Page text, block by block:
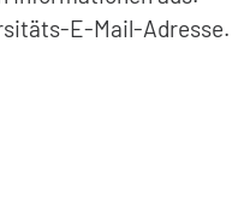
E-Mail-Adresse.